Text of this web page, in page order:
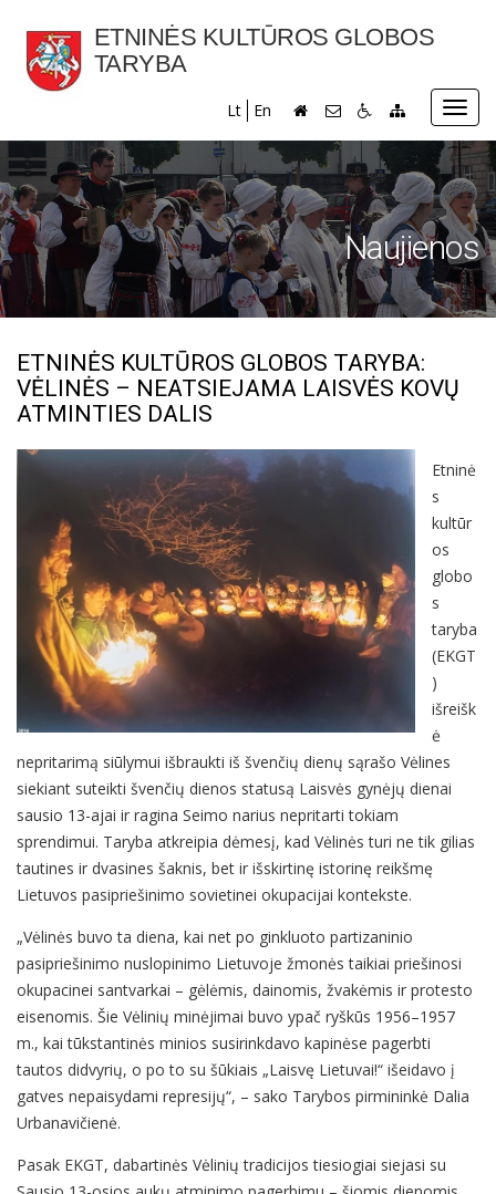
ETNINĖS KULTŪROS GLOBOS
TARYBA
Lt En
Naujienos
ETNINĖS KULTŪROS GLOBOS TARYBA:
VĖLINĖS – NEATSIEJAMA LAISVĖS KOVŲ
ATMINTIES DALIS
Etninė
s
kultūr
os
globo
s
taryba
(EKGT
)
išreišk
ė
nepritarimą siūlymui išbraukti iš švenčių dienų sąrašo Vėlines
siekiant suteikti švenčių dienos statusą Laisvės gynėjų dienai
sausio 13-ajai ir ragina Seimo narius nepritarti tokiam
sprendimui. Taryba atkreipia dėmesį, kad Vėlinės turi ne tik gilias
tautines ir dvasines šaknis, bet ir išskirtinę istorinę reikšmę
Lietuvos pasipriešinimo sovietinei okupacijai kontekste.
„Vėlinės buvo ta diena, kai net po ginkluoto partizaninio
pasipriešinimo nuslopinimo Lietuvoje žmonės taikiai priešinosi
okupacinei santvarkai – gėlėmis, dainomis, žvakėmis ir protesto
eisenomis. Šie Vėlinių minėjimai buvo ypač ryškūs 1956–1957
m., kai tūkstantinės minios susirinkdavo kapinėse pagerbti
tautos didvyrių, o po to su šūkiais „Laisvę Lietuvai!“ išeidavo į
gatves nepaisydami represijų“, – sako Tarybos pirmininkė Dalia
Urbanavičienė.
Pasak EKGT, dabartinės Vėlinių tradicijos tiesiogiai siejasi su